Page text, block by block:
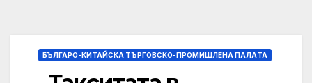
БЪЛГАРО-КИТАЙСКА ТЪРГОВСКО-ПРОМИШЛЕНА ПАЛAТА